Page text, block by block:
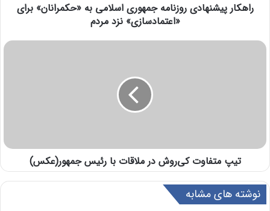
راهکار پیشنهادی روزنامه جمهوری اسلامی به «حکمرانان» برای
«اعتمادسازی» نزد مردم
تیپ متفاوت کی‌روش در ملاقات با رئیس جمهور(عکس)
نوشته های مشابه